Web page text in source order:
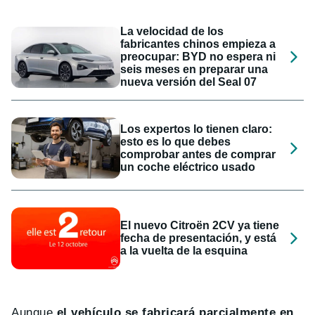
La velocidad de los
fabricantes chinos empieza a
preocupar: BYD no espera ni
seis meses en preparar una
nueva versión del Seal 07
Los expertos lo tienen claro:
esto es lo que debes
comprobar antes de comprar
un coche eléctrico usado
El nuevo Citroën 2CV ya tiene
fecha de presentación, y está
a la vuelta de la esquina
Aunque el vehículo se fabricará parcialmente en